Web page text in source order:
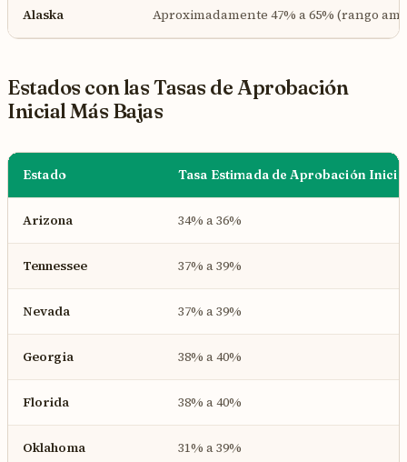
Alaska Aproximadamente 47% a 65% (rango
Estados con las Tasas de Aprobación
Inicial Más Bajas
Estado Tasa Estimada de Aprobación
Arizona 34% a 36%
Tennessee 37% a 39%
Nevada 37% a 39%
Georgia 38% a 40%
Florida 38% a 40%
Oklahoma 31% a 39%